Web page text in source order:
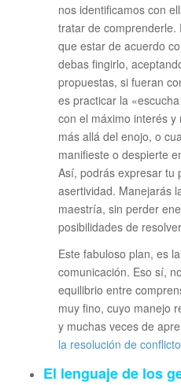
nos identificamos con
tratar de comprenderle.
que estar de acuerdo
debas fingirlo,
propuestas, si fueran
es practicar la
con el máximo interés
más allá del enojo, o
manifieste o despierte
Así, podrás expresar tu
asertividad. Manejarás
maestría, sin perder
posibilidades de
Este fabuloso plan, es
comunicación. Eso sí,
equilibrio entre
muy fino, cuyo manejo
y muchas veces de
la resolución de
El lenguaje de los